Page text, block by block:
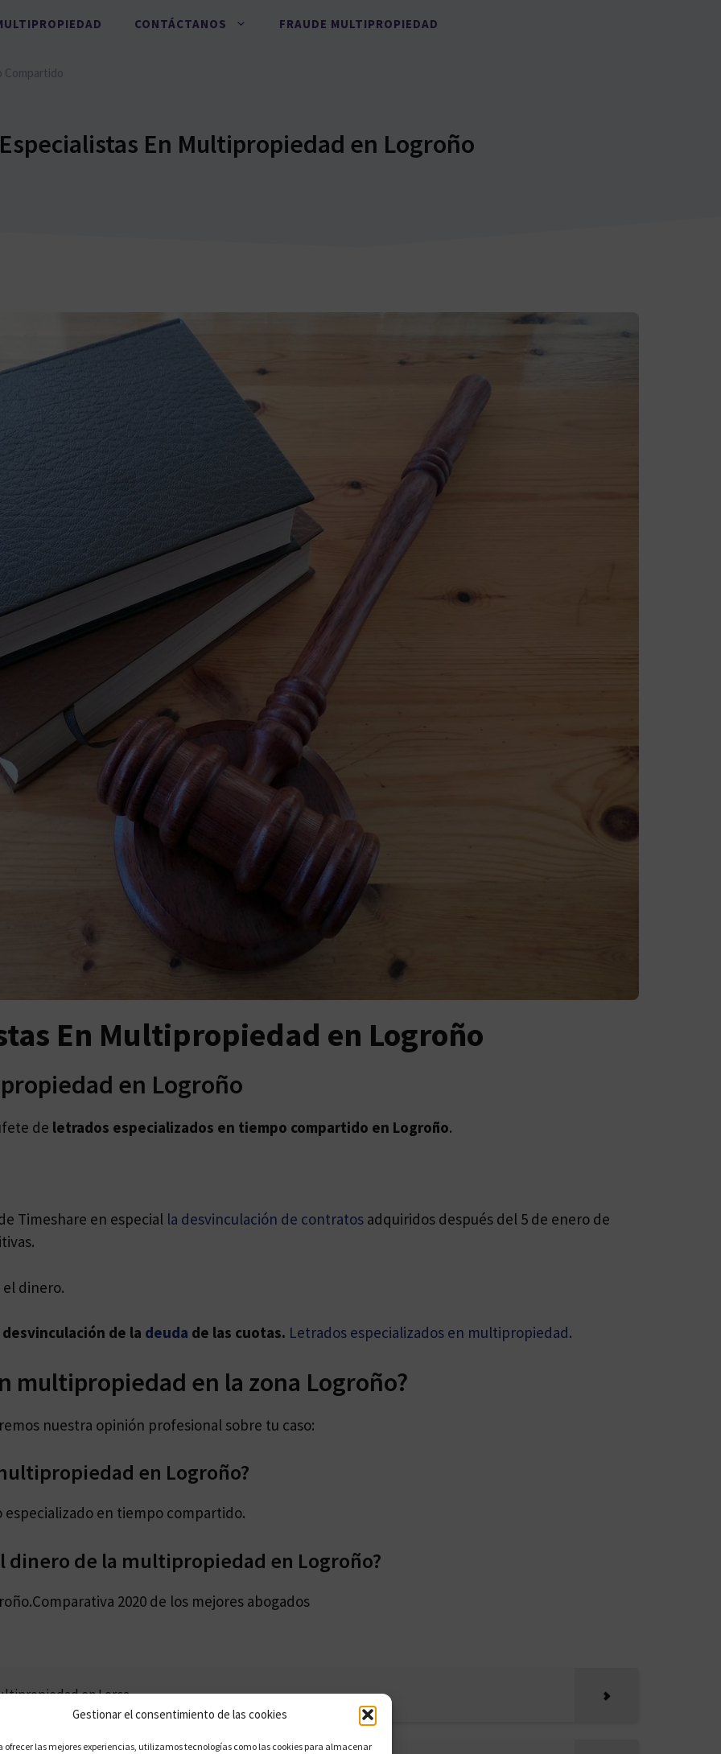
Gestionar el consentimiento de las cookies
ofrecer las mejores experiencias, utilizamos tecnologías como las cookies para almacenar
CONTÁCTANOS FRAUDE MULTIPROPIEDAD
Compartido
En Multipropiedad en Logroño
En Multipropiedad en Logroño
en Logroño
de letrados especializados en tiempo compartido en Logroño.
Timeshare en especial la desvinculación de contratos adquiridos después del 5 de enero de
el dinero.
de la deuda de las cuotas. Letrados especializados en multipropiedad.
multipropiedad en la zona Logroño?
nuestra opinión profesional sobre tu caso:
en Logroño?
en tiempo compartido.
dinero de la multipropiedad en Logroño?
2020 de los mejores abogados
en Lorca